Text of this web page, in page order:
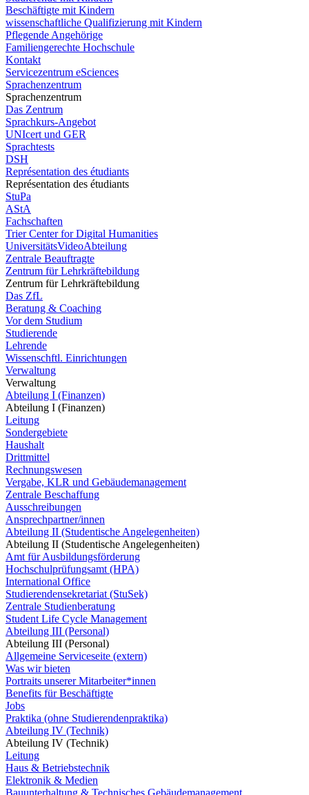
Beschäftigte mit Kindern
wissenschaftliche Qualifizierung mit Kindern
Pflegende Angehörige
Familiengerechte Hochschule
Kontakt
Servicezentrum eSciences
Sprachenzentrum
Sprachenzentrum
Das Zentrum
Sprachkurs-Angebot
UNIcert und GER
Sprachtests
DSH
Représentation des étudiants
Représentation des étudiants
StuPa
AStA
Fachschaften
Trier Center for Digital Humanities
UniversitätsVideoAbteilung
Zentrale Beauftragte
Zentrum für Lehrkräftebildung
Zentrum für Lehrkräftebildung
Das ZfL
Beratung & Coaching
Vor dem Studium
Studierende
Lehrende
Wissenschftl. Einrichtungen
Verwaltung
Verwaltung
Abteilung I (Finanzen)
Abteilung I (Finanzen)
Leitung
Sondergebiete
Haushalt
Drittmittel
Rechnungswesen
Vergabe, KLR und Gebäudemanagement
Zentrale Beschaffung
Ausschreibungen
Ansprechpartner/innen
Abteilung II (Studentische Angelegenheiten)
Abteilung II (Studentische Angelegenheiten)
Amt für Ausbildungsförderung
Hochschulprüfungsamt (HPA)
International Office
Studierendensekretariat (StuSek)
Zentrale Studienberatung
Student Life Cycle Management
Abteilung III (Personal)
Abteilung III (Personal)
Allgemeine Serviceseite (extern)
Was wir bieten
Portraits unserer Mitarbeiter*innen
Benefits für Beschäftigte
Jobs
Praktika (ohne Studierendenpraktika)
Abteilung IV (Technik)
Abteilung IV (Technik)
Leitung
Haus & Betriebstechnik
Elektronik & Medien
Bauunterhaltung & Technisches Gebäudemanagement